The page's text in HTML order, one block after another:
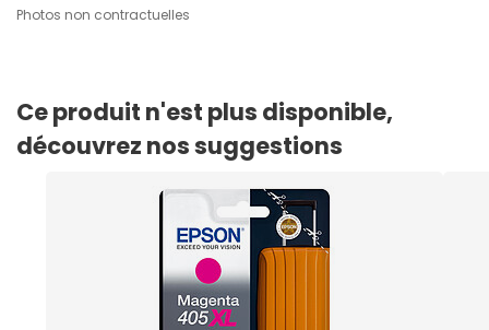
Photos non contractuelles
Ce produit n'est plus disponible,
découvrez nos suggestions